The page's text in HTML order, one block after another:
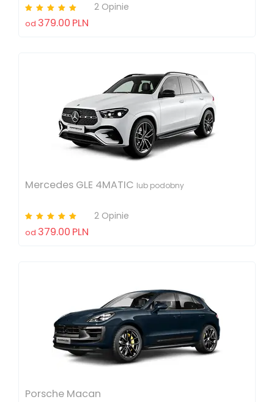
2 Opinie
od 379.00 PLN
Mercedes GLE 4MATIC lub podobny
2 Opinie
od 379.00 PLN
Porsche Macan